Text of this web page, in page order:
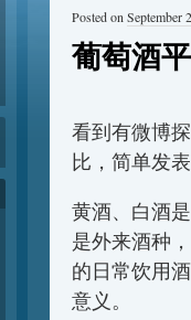
葡萄酒
Posted on September
看到有微博
比，简单发
黄酒、白酒
是外来酒种
的日常饮用
意义。